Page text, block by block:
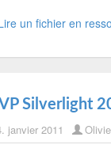
un fichier en
Silverlight
janvier 2011